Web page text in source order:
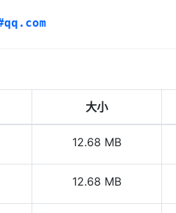
大小
12.68 MB
12.68 MB